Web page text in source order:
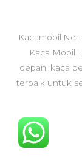
Kaca Mobil
depan, kaca
terbaik untuk